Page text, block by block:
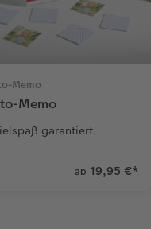
Memo
Memo
garantiert.
ab 19,95 €*